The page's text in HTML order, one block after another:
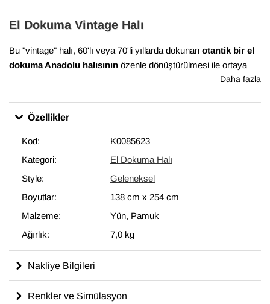
El Dokuma Vintage Halı
Bu "vintage" halı, 60'lı veya 70'li yıllarda dokunan otantik bir el
dokuma Anadolu halısının özenle dönüştürülmesi ile ortaya
çıkmıştır. Bu dönüşüm süreci, Anadolu'nun birçok yöresinde
düşürmek için el makineleri ile traşlanan halıların gerekli
bakımları yapılarak satışa sunulur. Bu muhteşem dönüşüm,
ortaya çıkartır.
138 cm x 254 cm
ölçülerinde olan bu halı, pamuktan üzerine
yün ile dokunmuştur.
Daha fazla
Özellikler
Kod:
K0085623
Kategori:
El Dokuma Halı
Style:
Geleneksel
Boyutlar:
138 cm x 254 cm
Malzeme:
Yün, Pamuk
Ağırlık:
7,0 kg
Nakliye Bilgileri
Renkler ve Simülasyon